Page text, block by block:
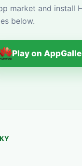
market and install
below.
Play on